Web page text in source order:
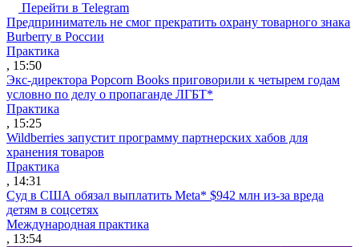
Перейти в Telegram
Предприниматель не смог прекратить охрану товарного знака
Burberry в России
Практика
, 15:50
Экс-директора Popcorn Books приговорили к четырем годам
условно по делу о пропаганде ЛГБТ*
Практика
, 15:25
Wildberries запустит программу партнерских хабов для
хранения товаров
Практика
, 14:31
Суд в США обязал выплатить Meta* $942 млн из-за вреда
детям в соцсетях
Международная практика
, 13:54